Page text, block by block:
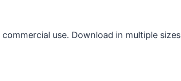
use. Download in multiple